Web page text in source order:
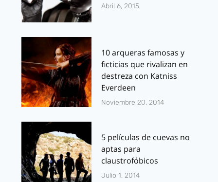
Abril 6, 2015
10 arqueras famosas y
ficticias que rivalizan en
destreza con Katniss
Everdeen
Noviembre 20, 2014
5 películas de cuevas no
aptas para
claustrofóbicos
Julio 1, 2014